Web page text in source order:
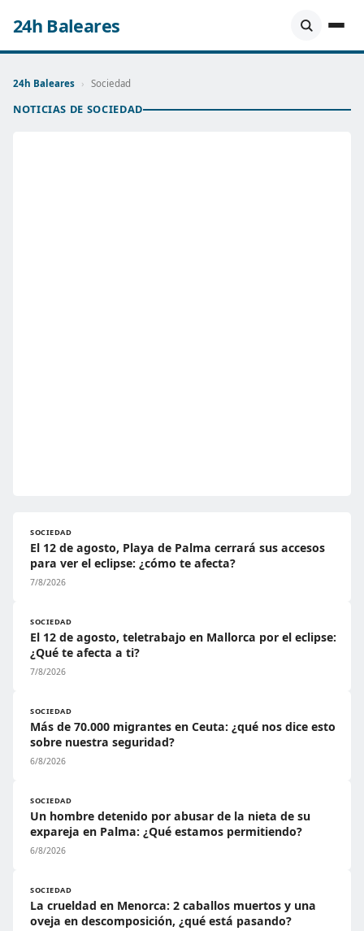
24h Baleares
24h Baleares › Sociedad
NOTICIAS DE SOCIEDAD
SOCIEDAD
El 12 de agosto, Playa de Palma cerrará sus accesos
para ver el eclipse: ¿cómo te afecta?
7/8/2026
SOCIEDAD
El 12 de agosto, teletrabajo en Mallorca por el eclipse:
¿Qué te afecta a ti?
7/8/2026
SOCIEDAD
Más de 70.000 migrantes en Ceuta: ¿qué nos dice esto
sobre nuestra seguridad?
6/8/2026
SOCIEDAD
Un hombre detenido por abusar de la nieta de su
expareja en Palma: ¿Qué estamos permitiendo?
6/8/2026
SOCIEDAD
La crueldad en Menorca: 2 caballos muertos y una
oveja en descomposición, ¿qué está pasando?